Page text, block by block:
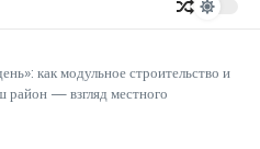
как модульное строительство и
район — взгляд местного